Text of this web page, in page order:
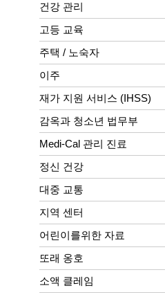
건강 관리
고등 교육
주택 / 노숙자
이주
재가 지원 서비스 (IHSS)
감옥과 청소년 법무부
Medi-Cal 관리 진료
정신 건강
대중 교통
지역 센터
어린이를위한 자료
또래 옹호
소액 클레임